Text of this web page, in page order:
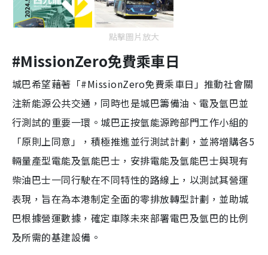
點擊圖片放大
#MissionZero免費乘車日
城巴希望藉著「#MissionZero免費乘車日」推動社會關
注新能源公共交通，同時也是城巴籌備油、電及氫巴並
行測試的重要一環。城巴正按氫能源跨部門工作小組的
「原則上同意」，積極推進並行測試計劃，並將增購各5
輛量產型電能及氫能巴士，安排電能及氫能巴士與現有
柴油巴士一同行駛在不同特性的路線上，以測試其營運
表現，旨在為本港制定全面的零排放轉型計劃，並助城
巴根據營運數據，確定車隊未來部署電巴及氫巴的比例
及所需的基建設備。